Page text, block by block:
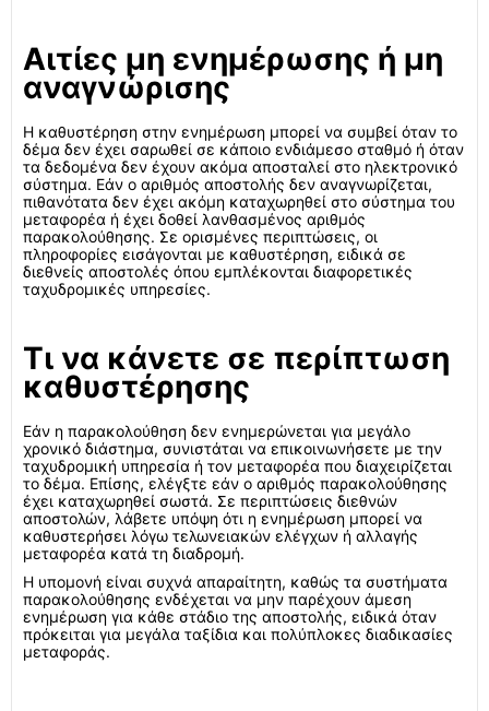
Αιτίες μη ενημέρωσης ή μη
αναγνώρισης
Η καθυστέρηση στην ενημέρωση μπορεί να συμβεί όταν το
δέμα δεν έχει σαρωθεί σε κάποιο ενδιάμεσο σταθμό ή όταν
τα δεδομένα δεν έχουν ακόμα αποσταλεί στο ηλεκτρονικό
σύστημα. Εάν ο αριθμός αποστολής δεν αναγνωρίζεται,
πιθανότατα δεν έχει ακόμη καταχωρηθεί στο σύστημα του
μεταφορέα ή έχει δοθεί λανθασμένος αριθμός
παρακολούθησης. Σε ορισμένες περιπτώσεις, οι
πληροφορίες εισάγονται με καθυστέρηση, ειδικά σε
διεθνείς αποστολές όπου εμπλέκονται διαφορετικές
ταχυδρομικές υπηρεσίες.
Τι να κάνετε σε περίπτωση
καθυστέρησης
Εάν η παρακολούθηση δεν ενημερώνεται για μεγάλο
χρονικό διάστημα, συνιστάται να επικοινωνήσετε με την
ταχυδρομική υπηρεσία ή τον μεταφορέα που διαχειρίζεται
το δέμα. Επίσης, ελέγξτε εάν ο αριθμός παρακολούθησης
έχει καταχωρηθεί σωστά. Σε περιπτώσεις διεθνών
αποστολών, λάβετε υπόψη ότι η ενημέρωση μπορεί να
καθυστερήσει λόγω τελωνειακών ελέγχων ή αλλαγής
μεταφορέα κατά τη διαδρομή.
Η υπομονή είναι συχνά απαραίτητη, καθώς τα συστήματα
παρακολούθησης ενδέχεται να μην παρέχουν άμεση
ενημέρωση για κάθε στάδιο της αποστολής, ειδικά όταν
πρόκειται για μεγάλα ταξίδια και πολύπλοκες διαδικασίες
μεταφοράς.